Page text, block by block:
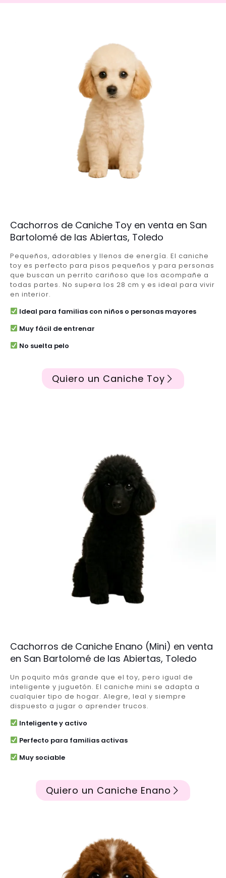
Cachorros de Caniche Toy en venta en San
Bartolomé de las Abiertas, Toledo
Pequeños, adorables y llenos de energía. El caniche
toy es perfecto para pisos pequeños y para personas
que buscan un perrito cariñoso que los acompañe a
todas partes. No supera los 28 cm y es ideal para vivir
en interior.
Ideal para familias con niños o personas mayores
Muy fácil de entrenar
No suelta pelo
Quiero un Caniche Toy
Cachorros de Caniche Enano (Mini) en venta
en San Bartolomé de las Abiertas, Toledo
Un poquito más grande que el toy, pero igual de
inteligente y juguetón. El caniche mini se adapta a
cualquier tipo de hogar. Alegre, leal y siempre
dispuesto a jugar o aprender trucos.
Inteligente y activo
Perfecto para familias activas
Muy sociable
Quiero un Caniche Enano